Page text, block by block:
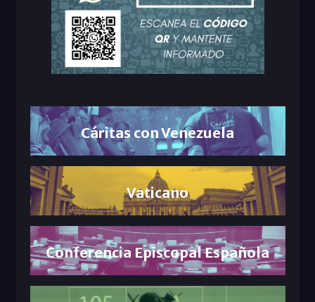
Cáritas con Venezuela
Vaticano
Conferencia Episcopal Española